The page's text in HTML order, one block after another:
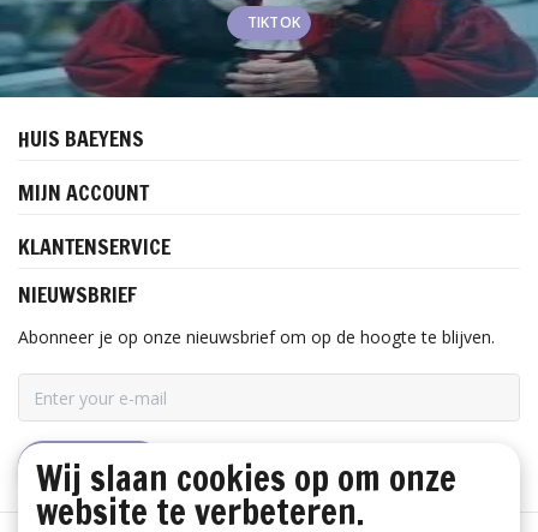
TIKTOK
HUIS BAEYENS
MIJN ACCOUNT
KLANTENSERVICE
NIEUWSBRIEF
Abonneer je op onze nieuwsbrief om op de hoogte te blijven.
ABONNEER
Wij slaan cookies op om onze
website te verbeteren.